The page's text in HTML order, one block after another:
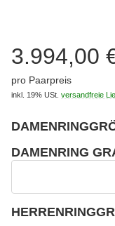
3.994,00
pro Paarpreis
inkl. 19% USt. versandfreie
DAMENRING